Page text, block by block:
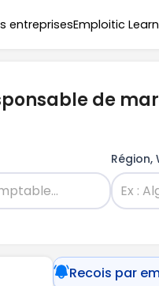
entreprisesEmploitic
de
Région,
Recois par